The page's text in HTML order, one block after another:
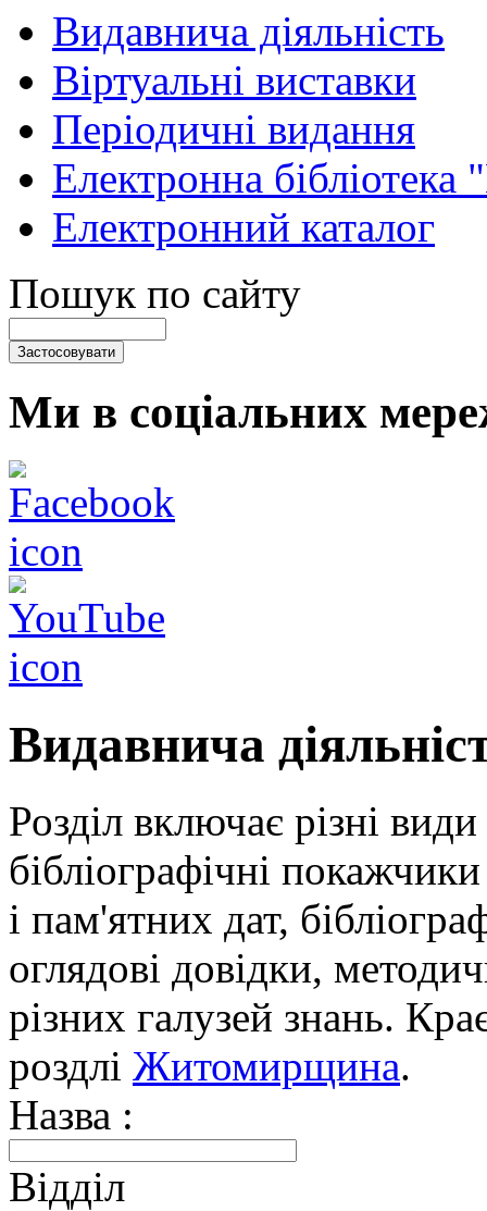
Видавнича діяльність
Віртуальні виставки
Періодичні видання
Електронна
Електронний каталог
Пошук по сайту
Ми в соціальних
Видавнича
Розділ включає різні
бібліографічні
і пам'ятних дат,
оглядові довідки,
різних галузей знань.
роздлі Житомирщина.
Назва :
Відділ